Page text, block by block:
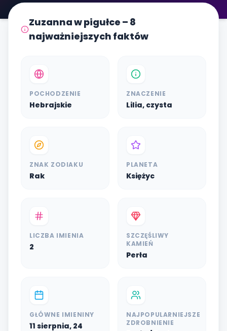
Zuzanna w pigułce – 8
najważniejszych faktów
POCHODZENIE
Hebrajskie
ZNACZENIE
Lilia, czysta
ZNAK ZODIAKU
Rak
PLANETA
Księżyc
LICZBA IMIENIA
2
SZCZĘŚLIWY
KAMIEŃ
Perła
GŁÓWNE IMIENINY
11 sierpnia, 24
NAJPOPULARNIEJSZE
ZDROBNIENIE